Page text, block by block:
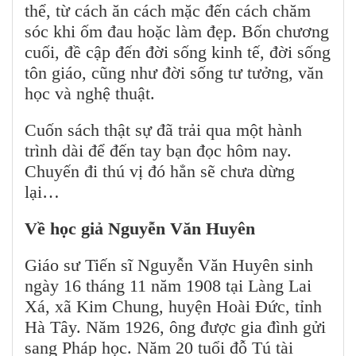
thể, từ cách ăn cách mặc đến cách chăm
sóc khi ốm đau hoặc làm đẹp. Bốn chương
cuối, đề cập đến đời sống kinh tế, đời sống
tôn giáo, cũng như đời sống tư tưởng, văn
học và nghệ thuật.
Cuốn sách thật sự đã trải qua một hành
trình dài để đến tay bạn đọc hôm nay.
Chuyến đi thú vị đó hẳn sẽ chưa dừng
lại…
Về học giả Nguyễn Văn Huyên
Giáo sư Tiến sĩ Nguyễn Văn Huyên sinh
ngày 16 tháng 11 năm 1908 tại Làng Lai
Xá, xã Kim Chung, huyện Hoài Đức, tỉnh
Hà Tây. Năm 1926, ông được gia đình gửi
sang Pháp học. Năm 20 tuổi đỗ Tú tài